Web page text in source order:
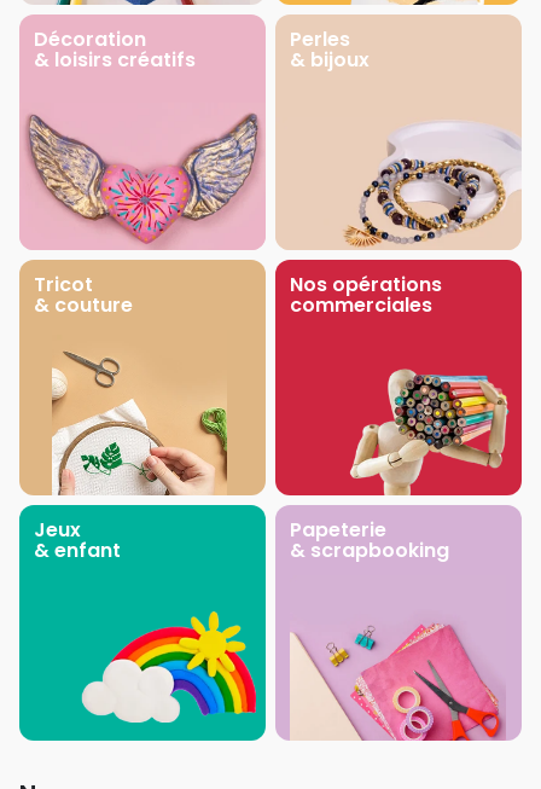
Décoration
& loisirs créatifs
Perles
& bijoux
Tricot
& couture
Nos opérations
commerciales
Jeux
& enfant
Papeterie
& scrapbooking